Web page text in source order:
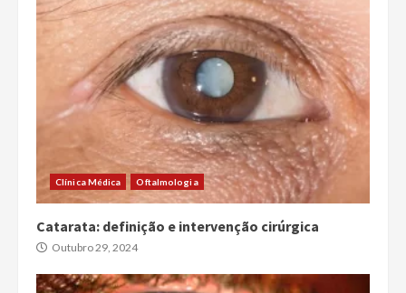
Clínica Médica Oftalmologia
Catarata: definição e intervenção cirúrgica
Outubro 29, 2024